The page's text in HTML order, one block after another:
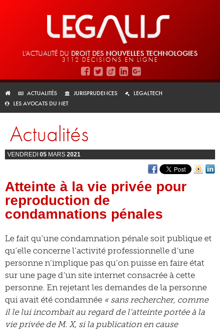
L'ACTUALITÉ DU DROIT DES NOUVELLES TECHNOLOGIES
3112 DÉCISIONS EN LIGNE
ACTUALITÉS JURISPRUDENCES
LEGALTECH
LES AVOCATS DU NET
Actualités
VENDREDI 05 MARS 2021
Atteinte à la vie privée pour
reproduction de
condamnations pénales
Le fait qu’une condamnation pénale soit publique et
qu’elle concerne l’activité professionnelle d’une
personne n’implique pas qu’on puisse en faire état
sur une page d’un site internet consacrée à cette
personne. En rejetant les demandes de la personne
qui avait été condamnée « sans rechercher, comme
il le lui incombait au regard de l’atteinte portée à la
vie privée de M. X, si la publication en cause